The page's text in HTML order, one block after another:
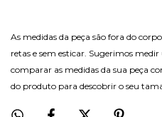
As medidas da peça são fora do
retas e sem esticar. Sugerimos
comparar as medidas da sua peça
do produto para descobrir o seu